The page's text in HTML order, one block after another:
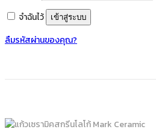
จำฉันไว้
เข้าสู่ระบบ
ลืมรหัสผ่านของคุณ?